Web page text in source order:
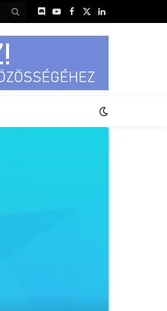
DiscordYouTube
Facebook
X
LinkedIn